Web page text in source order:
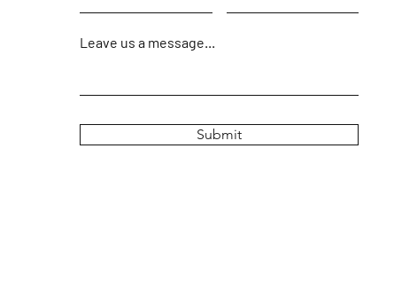
Leave us a message...
Submit